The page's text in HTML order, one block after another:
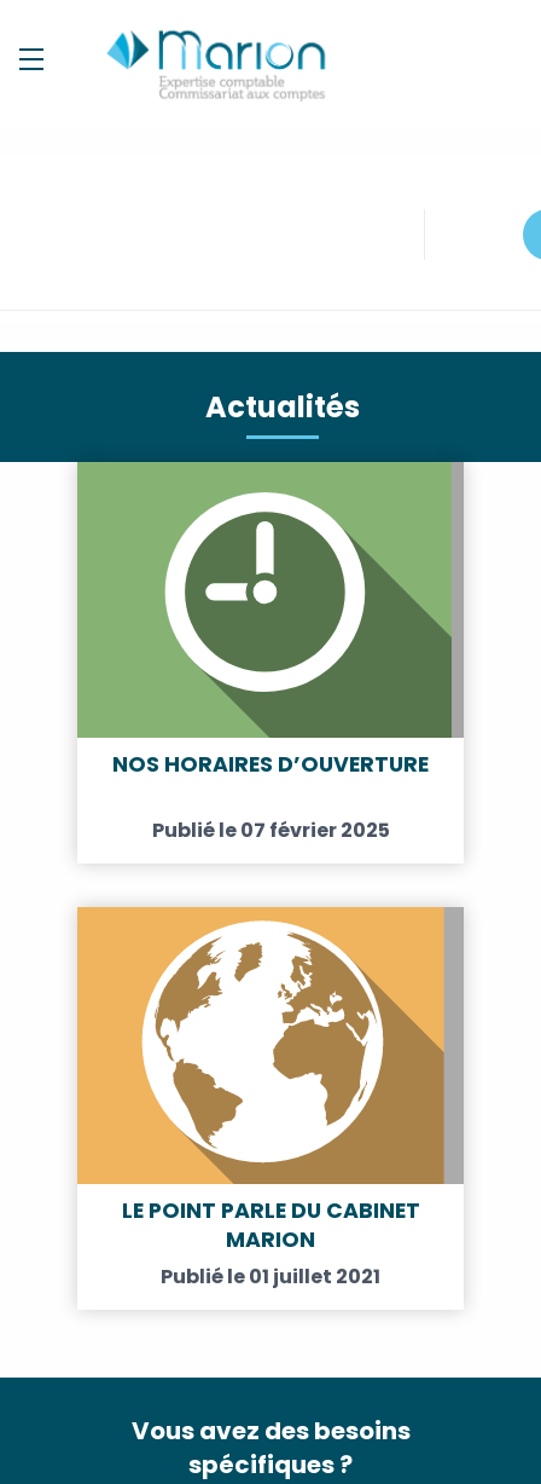
Actualités
NOS HORAIRES D’OUVERTURE
Publié le 07 février 2025
LE POINT PARLE DU CABINET
MARION
Publié le 01 juillet 2021
Vous avez des besoins
spécifiques ?